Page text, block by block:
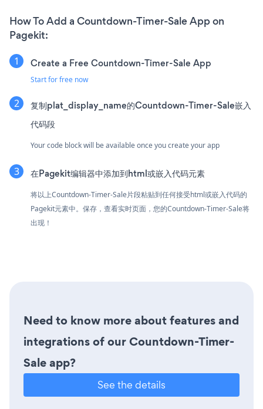
How To Add a Countdown-Timer-Sale App on
Pagekit:
Create a Free Countdown-Timer-Sale App
Start for free now
复制plat_display_name的Countdown-Timer-Sale嵌入
代码段
Your code block will be available once you create your app
在Pagekit编辑器中添加到html或嵌入代码元素
将以上Countdown-Timer-Sale片段粘贴到任何接受html或嵌入代码的
Pagekit元素中。保存，查看实时页面，您的Countdown-Timer-Sale将
出现！
Need to know more about features and
integrations of our Countdown-Timer-
Sale app?
See the details